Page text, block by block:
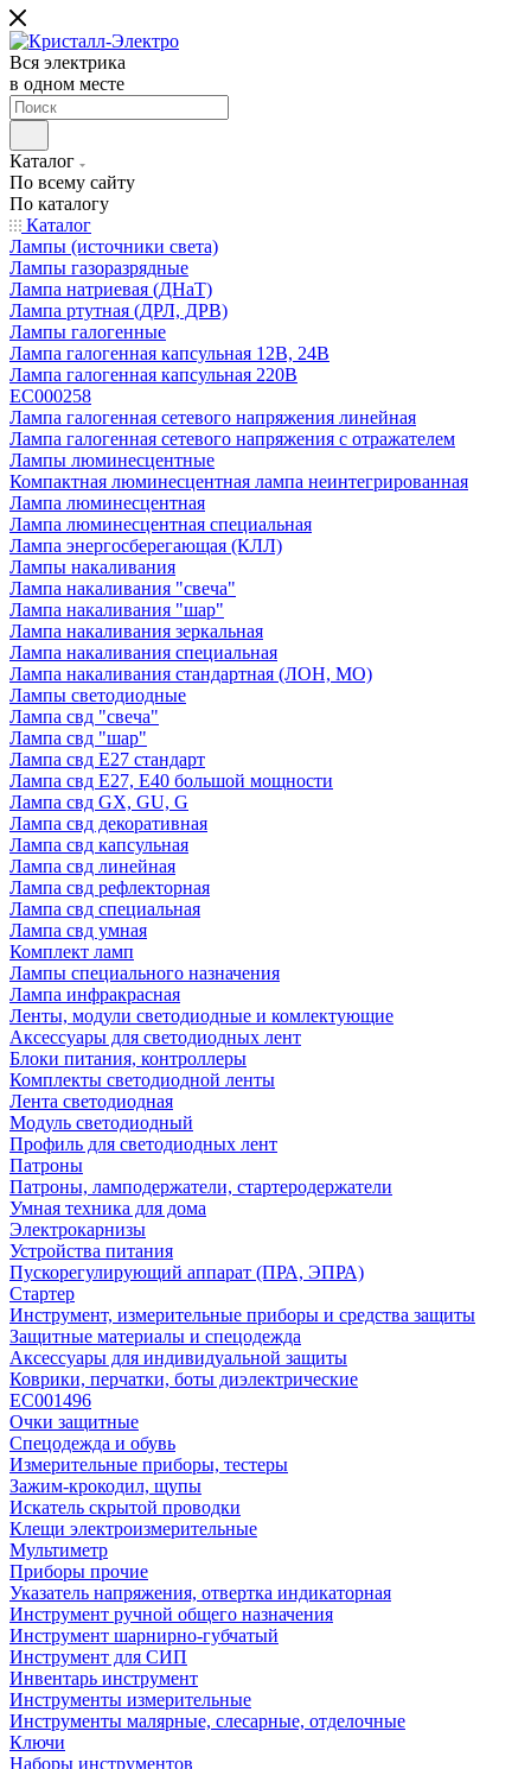
Вся электрика
в одном месте
Каталог
По всему сайту
По каталогу
Каталог
Лампы (источники света)
Лампы газоразрядные
Лампа натриевая (ДНаТ)
Лампа ртутная (ДРЛ, ДРВ)
Лампы галогенные
Лампа галогенная капсульная 12В, 24В
Лампа галогенная капсульная 220В
EC000258
Лампа галогенная сетевого напряжения линейная
Лампа галогенная сетевого напряжения с отражателем
Лампы люминесцентные
Компактная люминесцентная лампа неинтегрированная
Лампа люминесцентная
Лампа люминесцентная специальная
Лампа энергосберегающая (КЛЛ)
Лампы накаливания
Лампа накаливания "свеча"
Лампа накаливания "шар"
Лампа накаливания зеркальная
Лампа накаливания специальная
Лампа накаливания стандартная (ЛОН, МО)
Лампы светодиодные
Лампа свд "свеча"
Лампа свд "шар"
Лампа свд E27 стандарт
Лампа свд E27, Е40 большой мощности
Лампа свд GX, GU, G
Лампа свд декоративная
Лампа свд капсульная
Лампа свд линейная
Лампа свд рефлекторная
Лампа свд специальная
Лампа свд умная
Комплект ламп
Лампы специального назначения
Лампа инфракрасная
Ленты, модули светодиодные и комлектующие
Аксессуары для светодиодных лент
Блоки питания, контроллеры
Комплекты светодиодной ленты
Лента светодиодная
Модуль светодиодный
Профиль для светодиодных лент
Патроны
Патроны, ламподержатели, стартеродержатели
Умная техника для дома
Электрокарнизы
Устройства питания
Пускорегулирующий аппарат (ПРА, ЭПРА)
Стартер
Инструмент, измерительные приборы и средства защиты
Защитные материалы и спецодежда
Аксессуары для индивидуальной защиты
Коврики, перчатки, боты диэлектрические
EC001496
Очки защитные
Спецодежда и обувь
Измерительные приборы, тестеры
Зажим-крокодил, щупы
Искатель скрытой проводки
Клещи электроизмерительные
Мультиметр
Приборы прочие
Указатель напряжения, отвертка индикаторная
Инструмент ручной общего назначения
Инструмент шарнирно-губчатый
Инструмент для СИП
Инвентарь инструмент
Инструменты измерительные
Инструменты малярные, слесарные, отделочные
Ключи
Наборы инструментов